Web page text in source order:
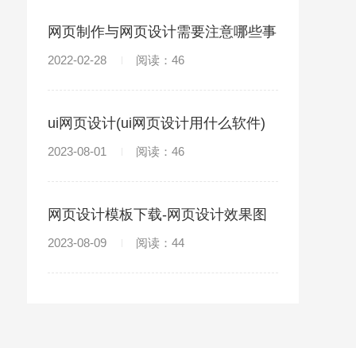
网页制作与网页设计需要注意哪些事
项
2022-02-28 阅读：46
ui网页设计(ui网页设计用什么软件)
2023-08-01 阅读：46
网页设计模板下载-网页设计效果图
和图片素材
2023-08-09 阅读：44